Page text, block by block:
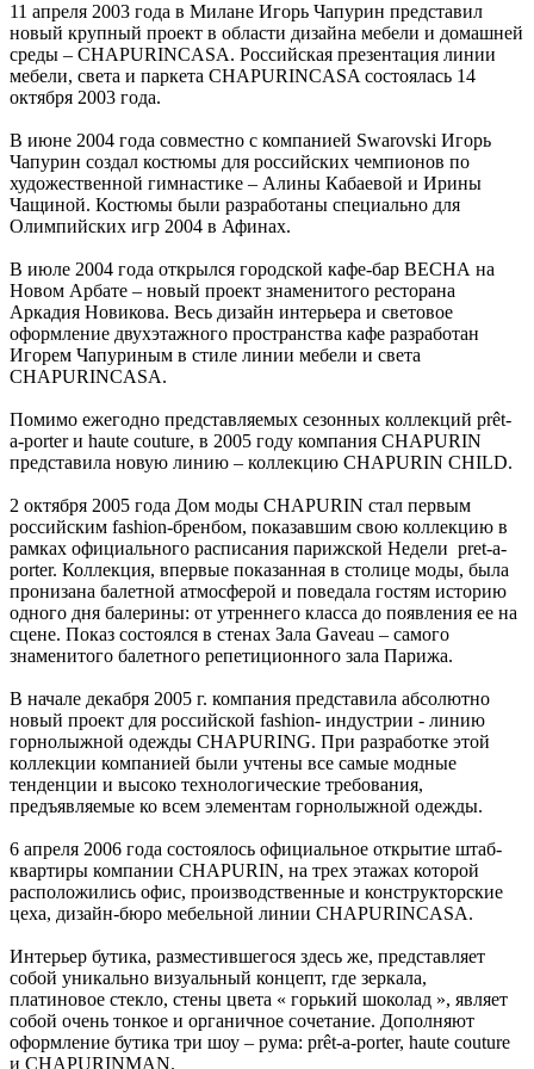
11 апреля 2003 года в Милане Игорь Чапурин представил
новый крупный проект в области дизайна мебели и домашней
среды – CHAPURINCASA. Российская презентация линии
мебели, света и паркета CHAPURINCASA состоялась 14
октября 2003 года.
В июне 2004 года совместно с компанией Swarovski Игорь
Чапурин cоздал костюмы для российских чемпионов по
художественной гимнастике – Алины Кабаевой и Ирины
Чащиной. Костюмы были разработаны специально для
Олимпийских игр 2004 в Афинах.
В июле 2004 года открылся городской кафе-бар ВЕСНА на
Новом Арбате – новый проект знаменитого ресторана
Аркадия Новикова. Весь дизайн интерьера и световое
оформление двухэтажного пространства кафе разработан
Игорем Чапуриным в стиле линии мебели и света
CHAPURINCASA.
Помимо ежегодно представляемых сезонных коллекций prêt-
a-porter и haute couture, в 2005 году компания CHAPURIN
представила новую линию – коллекцию CHAPURIN CHILD.
2 октября 2005 года Дом моды CHAPURIN стал первым
российским fashion-бренбом, показавшим свою коллекцию в
рамках официального расписания парижской Недели pret-a-
porter. Коллекция, впервые показанная в столице моды, была
пронизана балетной атмосферой и поведала гостям историю
одного дня балерины: от утреннего класса до появления ее на
сцене. Показ состоялся в стенах Зала Gaveau – самого
знаменитого балетного репетиционного зала Парижа.
В начале декабря 2005 г. компания представила абсолютно
новый проект для российской fashion- индустрии - линию
горнолыжной одежды CHAPURING. При разработке этой
коллекции компанией были учтены все самые модные
тенденции и высоко технологические требования,
предъявляемые ко всем элементам горнолыжной одежды.
6 апреля 2006 года состоялось официальное открытие штаб-
квартиры компании CHAPURIN, на трех этажах которой
расположились офис, производственные и конструкторские
цеха, дизайн-бюро мебельной линии CHAPURINCASA.
Интерьер бутика, разместившегося здесь же, представляет
собой уникально визуальный концепт, где зеркала,
платиновое стекло, стены цвета « горький шоколад », являет
собой очень тонкое и органичное сочетание. Дополняют
оформление бутика три шоу – рума: prêt-a-porter, haute couture
и CHAPURINMAN.